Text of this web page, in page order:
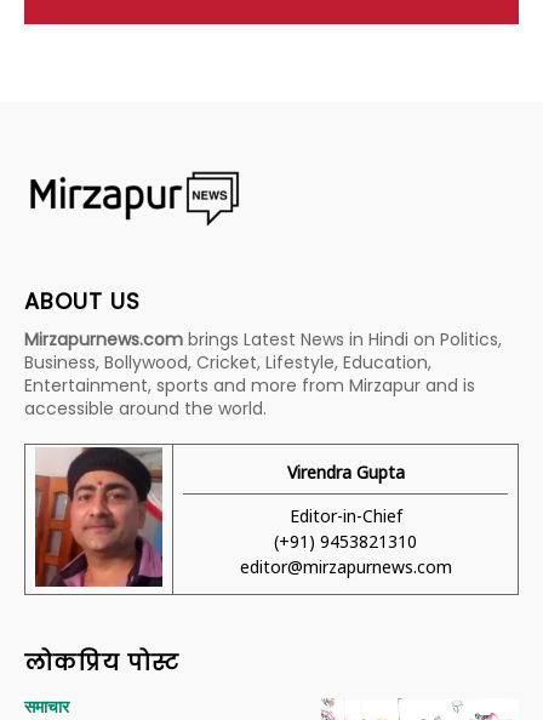
ABOUT US
Mirzapurnews.com brings Latest News in Hindi on Politics,
Business, Bollywood, Cricket, Lifestyle, Education,
Entertainment, sports and more from Mirzapur and is
accessible around the world.
Virendra Gupta
Editor-in-Chief
(+91) 9453821310
editor@mirzapurnews.com
लोकप्रिय पोस्ट
समाचार